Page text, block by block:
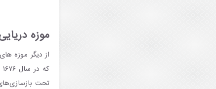
موزه
از دیگر موزه